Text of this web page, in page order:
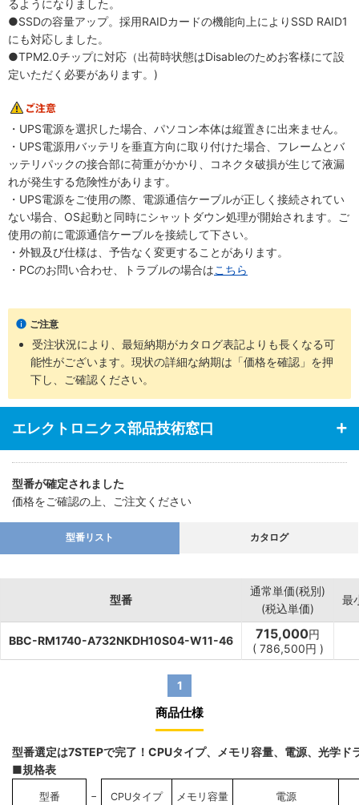
るようになりました。
●SSDの容量アップ。採用RAIDカードの機能向上によりSSD RAID1
にも対応しました。
●TPM2.0チップに対応（出荷時状態はDisableのためお客様にて設
定いただく必要があります。)
・UPS電源を選択した場合、パソコン本体は縦置きに出来ません。
・UPS電源用バッテリを垂直方向に取り付けた場合、フレームとバ
ッテリパックの接合部に荷重がかかり、コネクタ破損が生じて液漏
れが発生する危険性があります。
・UPS電源をご使用の際、電源通信ケーブルが正しく接続されてい
ない場合、OS起動と同時にシャットダウン処理が開始されます。ご
使用の前に電源通信ケーブルを接続して下さい。
・外観及び仕様は、予告なく変更することがあります。
・PCのお問い合わせ、トラブルの場合はこちら
ご注意
受注状況により、最短納期がカタログ表記よりも長くなる可
能性がございます。現状の詳細な納期は「価格を確認」を押
下し、ご確認ください。
エレクトロニクス部品技術窓口
型番が確定されました
価格をご確認の上、ご注文ください
型番リスト カタログ
型番
通常単価(税別)
(税込単価)
最
BBC-RM1740-A732NKDH10S04-W11-46 715,000円
( 786,500円 )
1
商品仕様
型番選定は7STEPで完了！CPUタイプ、メモリ容量、電源、光学
■規格表
型番 − CPUタイプ メモリ容量 電源